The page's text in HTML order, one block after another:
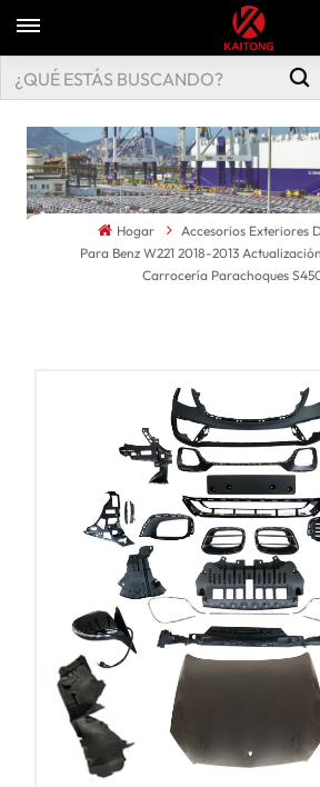
Hogar
Accesorios Exteriores
Para Benz W221 2018-2013
Carrocería Parachoques